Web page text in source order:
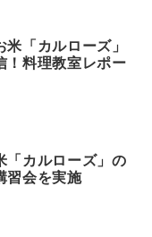
米「カルローズ」
！料理教室レポー
「カルローズ」の
習会を実施